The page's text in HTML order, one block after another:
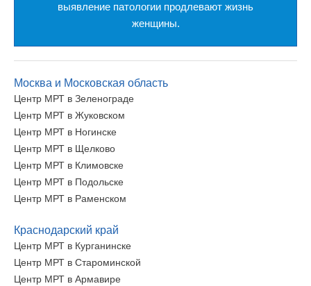
выявление патологии продлевают жизнь
женщины.
Москва и Московская область
Центр МРТ в Зеленограде
Центр МРТ в Жуковском
Центр МРТ в Ногинске
Центр МРТ в Щелково
Центр МРТ в Климовске
Центр МРТ в Подольске
Центр МРТ в Раменском
Краснодарский край
Центр МРТ в Курганинске
Центр МРТ в Староминской
Центр МРТ в Армавире